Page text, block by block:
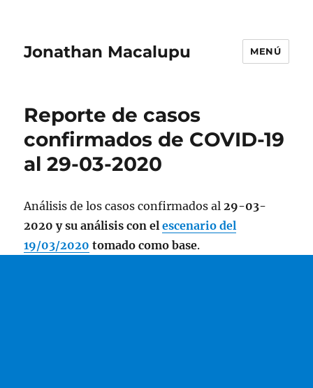
Jonathan Macalupu MENÚ
Reporte de casos
confirmados de COVID-19
al 29-03-2020
Análisis de los casos confirmados al29-03-
2020 y su análisis con elescenario del
19/03/2020 tomado como base.